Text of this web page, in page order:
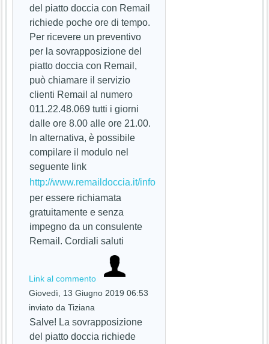
del piatto doccia con Remail
richiede poche ore di tempo.
Per ricevere un preventivo
per la sovrapposizione del
piatto doccia con Remail,
può chiamare il servizio
clienti Remail al numero
011.22.48.069 tutti i giorni
dalle ore 8.00 alle ore 21.00.
In alternativa, è possibile
compilare il modulo nel
seguente link
http://www.remaildoccia.it/info
per essere richiamata
gratuitamente e senza
impegno da un consulente
Remail. Cordiali saluti
Link al commento
Giovedì, 13 Giugno 2019 06:53
inviato da Tiziana
Salve! La sovrapposizione
del piatto doccia richiede